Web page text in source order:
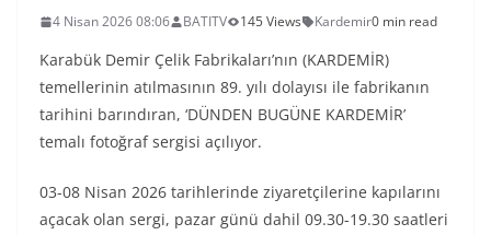
4 Nisan 2026 08:06 BATITV 145 Views Kardemir0 min read
Karabük Demir Çelik Fabrikaları’nın (KARDEMİR)
temellerinin atılmasının 89. yılı dolayısı ile fabrikanın
tarihini barındıran, ‘DÜNDEN BUGÜNE KARDEMİR’
temalı fotoğraf sergisi açılıyor.
03-08 Nisan 2026 tarihlerinde ziyaretçilerine kapılarını
açacak olan sergi, pazar günü dahil 09.30-19.30 saatleri